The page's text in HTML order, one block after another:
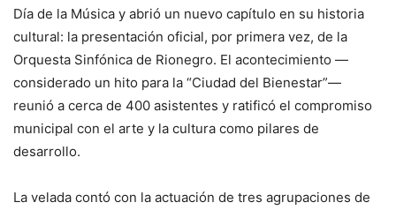
Día de la Música y abrió un nuevo capítulo en su historia
cultural: la presentación oficial, por primera vez, de la
Orquesta Sinfónica de Rionegro. El acontecimiento —
considerado un hito para la “Ciudad del Bienestar”—
reunió a cerca de 400 asistentes y ratificó el compromiso
municipal con el arte y la cultura como pilares de
desarrollo.
La velada contó con la actuación de tres agrupaciones de